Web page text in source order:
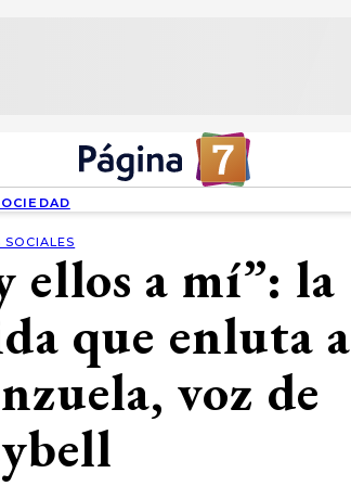
SOCIALES
ellos a mí”: la
que enluta a
voz de